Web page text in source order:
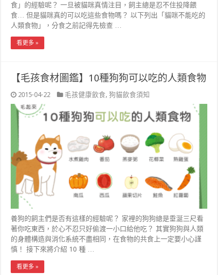
食」的經驗呢？ 一旦被貓咪真情注目，飼主總是忍不住投降餵
食… 但是貓咪真的可以吃這些食物嗎？ 以下列出「貓咪不能吃的
人類食物」，分食之前記得先檢查 …
看更多 »
【毛孩食材圖鑑】10種狗狗可以吃的人類食物
2015-04-22 毛孩健康飲食,狗貓飲食須知
養狗的飼主們是否有這樣的經驗呢？ 家裡的狗狗總是垂涎三尺看
著你吃東西，於心不忍只好偷渡一小口給他吃？ 其實狗狗與人類
的身體構造與消化系統不盡相同，在食物的共食上一定要小心謹
慎！ 接下來將介紹 10 種 …
看更多 »